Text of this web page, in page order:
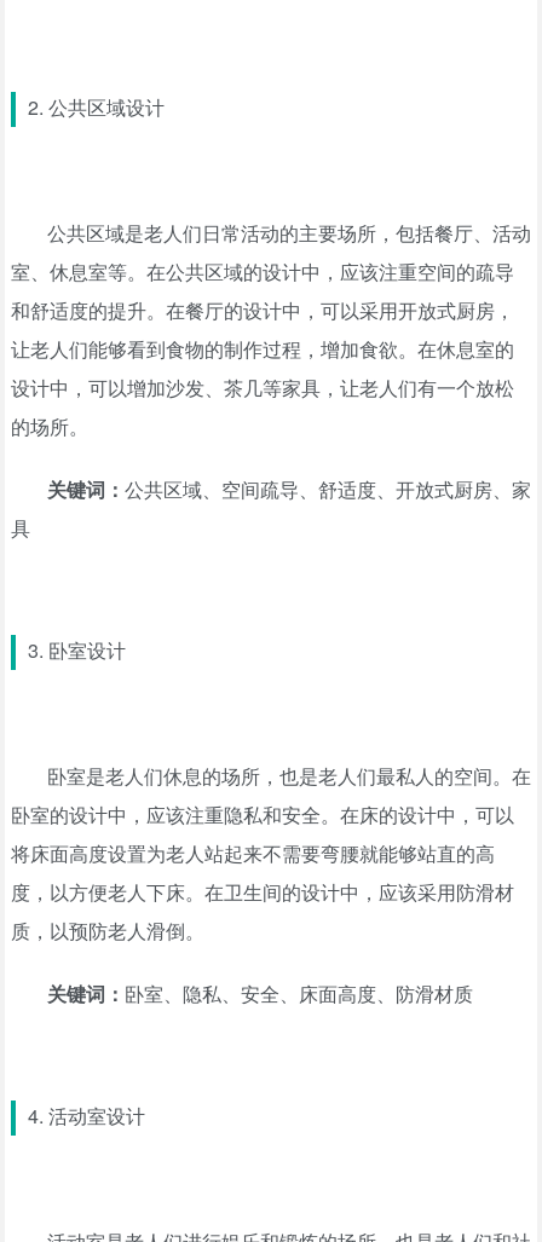
2. 公共区域设计
公共区域是老人们日常活动的主要场所，包括餐厅、活动
室、休息室等。在公共区域的设计中，应该注重空间的疏导
和舒适度的提升。在餐厅的设计中，可以采用开放式厨房，
让老人们能够看到食物的制作过程，增加食欲。在休息室的
设计中，可以增加沙发、茶几等家具，让老人们有一个放松
的场所。
关键词： 公共区域、空间疏导、舒适度、开放式厨房、家
具
3. 卧室设计
卧室是老人们休息的场所，也是老人们最私人的空间。在
卧室的设计中，应该注重隐私和安全。在床的设计中，可以
将床面高度设置为老人站起来不需要弯腰就能够站直的高
度，以方便老人下床。在卫生间的设计中，应该采用防滑材
质，以预防老人滑倒。
关键词： 卧室、隐私、安全、床面高度、防滑材质
4. 活动室设计